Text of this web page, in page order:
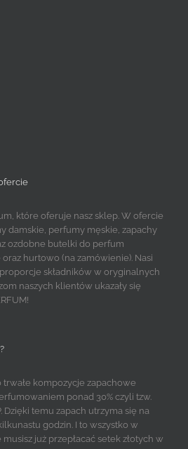
które oferuje nasz sklep. W ofercie
damskie, perfumy męskie, zapachy
ozdobne butelki do perfum
hurtowo (na zamówienie). Nasi
składników w oryginalnych
naszych klientów ukazały się
kompozycje zapachowe
ponad 30% czyli tzw.
temu zapach utrzyma się na
godzin. I to wszystko w
już przepłacać setek złotych w